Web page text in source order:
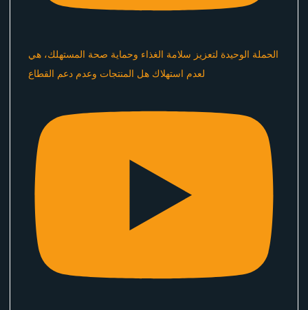
الحملة الوحيدة لتعزيز سلامة الغذاء وحماية صحة المستهلك، هي
لعدم استهلاك هل المنتجات وعدم دعم القطاع